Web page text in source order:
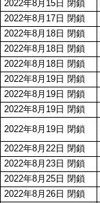
2022年8月15日 閉鎖
2022年8月17日 閉鎖
2022年8月18日 閉鎖
2022年8月18日 閉鎖
2022年8月18日 閉鎖
2022年8月19日 閉鎖
2022年8月19日 閉鎖
2022年8月19日 閉鎖
2022年8月19日 閉鎖
2022年8月22日 閉鎖
2022年8月23日 閉鎖
2022年8月25日 閉鎖
2022年8月26日 閉鎖